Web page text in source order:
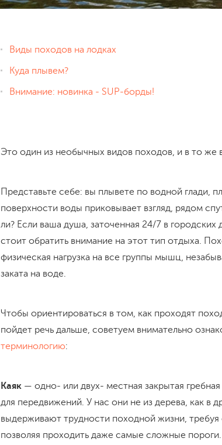
Виды походов на лодках
Куда плывем?
Внимание: новинка - SUP-борды!
Это один из необычных видов походов, и в то же
Представьте себе: вы плывете по водной глади,
поверхности воды приковывает взгляд, рядом
ли? Если ваша душа, заточенная 24/7 в
стоит обратить внимание на этот тип отдыха.
физическая нагрузка на все группы мышц,
заката на воде.
Чтобы ориентироваться в том, как проходят
пойдет речь дальше, советуем внимательно
терминологию:
Каяк — одно- или двух- местная закрытая
для передвижений. У нас они не из дерева, как в
выдерживают трудности походной жизни,
позволяя проходить даже самые сложные пороги.